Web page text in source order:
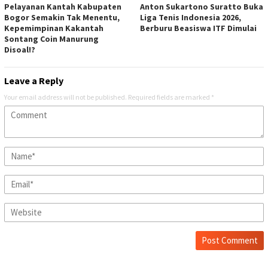
Pelayanan Kantah Kabupaten
Bogor Semakin Tak Menentu,
Kepemimpinan Kakantah
Sontang Coin Manurung
Disoal!?
Anton Sukartono Suratto Buka
Liga Tenis Indonesia 2026,
Berburu Beasiswa ITF Dimulai
Leave a Reply
Your email address will not be published. Required fields are marked *